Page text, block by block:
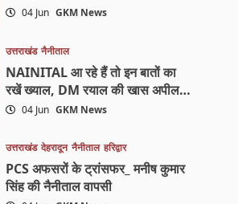
04 Jun GKM News
उत्तराखंड नैनीताल
NAINITAL आ रहे हैं तो इन बातों का
रखें ख्याल, DM रयाल की खास अपील…
04 Jun GKM News
उत्तराखंड देहरादून नैनीताल हरिद्वार
PCS अफसरों के ट्रांसफर_ मनीष कुमार
सिंह की नैनीताल वापसी